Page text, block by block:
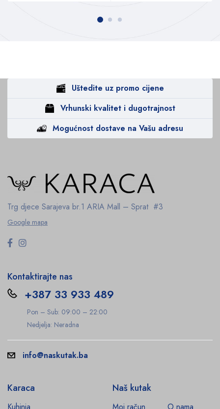
Uštedite uz promo cijene
Vrhunski kvalitet i dugotrajnost
Mogućnost dostave na Vašu adresu
Trg djece Sarajeva br.1 ARIA Mall – Sprat #3
Google mapa
Kontaktirajte nas
+387 33 933 489
Pon – Sub: 09:00 – 22:00
Nedjelja: Neradna
info@naskutak.ba
Karaca
Kuhinja
Naš kutak
Moj račun O nama